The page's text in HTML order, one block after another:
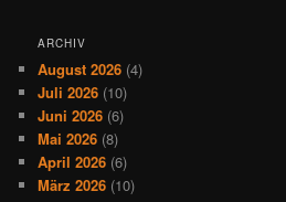
ARCHIV
August 2026 (4)
Juli 2026 (10)
Juni 2026 (6)
Mai 2026 (8)
April 2026 (6)
März 2026 (10)